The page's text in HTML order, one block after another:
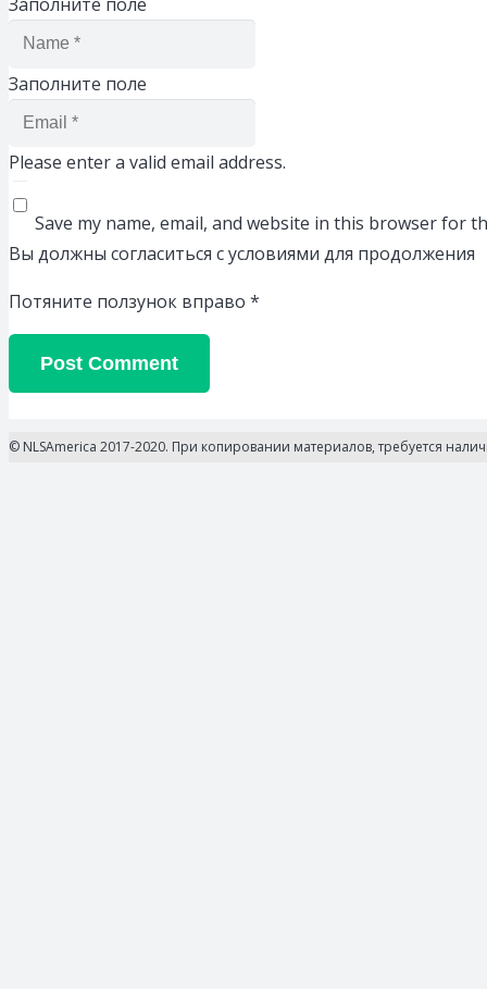
Заполните поле
Please enter a valid email address.
Save my name, email, and website in this browser for
Вы должны согласиться с условиями для продолжения
Потяните ползунок вправо *
Post Comment
© NLSAmerica 2017-2020. При копировании материалов, требуется